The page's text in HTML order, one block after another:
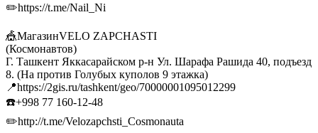
✏️https://t.me/Nail_Ni
🎪МагазинVELO ZAPCHASTI
(Космонавтов)
Г. Ташкент Яккасарайском р-н Ул. Шарафа Рашида 40, подъезд
8. (На против Голубых куполов 9 этажка)
📍https://2gis.ru/tashkent/geo/70000001095012299
☎️+998 77 160-12-48
✏️http://t.me/Velozapchsti_Cosmonauta